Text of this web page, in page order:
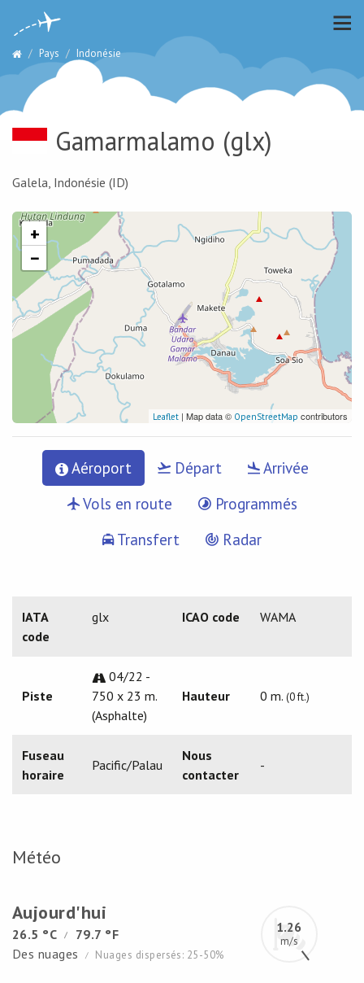
Pays Indonésie
Gamarmalamo (glx)
Galela, Indonésie (ID)
+
−
Leaflet | Map data © OpenStreetMap contributors
Aéroport Départ
Arrivée
Vols en route
Programmés
Transfert
Radar
IATA
code
glx ICAO code WAMA
Piste
04/22 -
750 x 23 m.
(Asphalte)
Hauteur 0 m. (0 ft.)
Fuseau
horaire
Pacific/Palau
Nous
contacter
-
Météo
Aujourd'hui
26.5 °C /
79.7 °F
Des nuages
/ Nuages dispersés: 25-50%
1.26
m/s